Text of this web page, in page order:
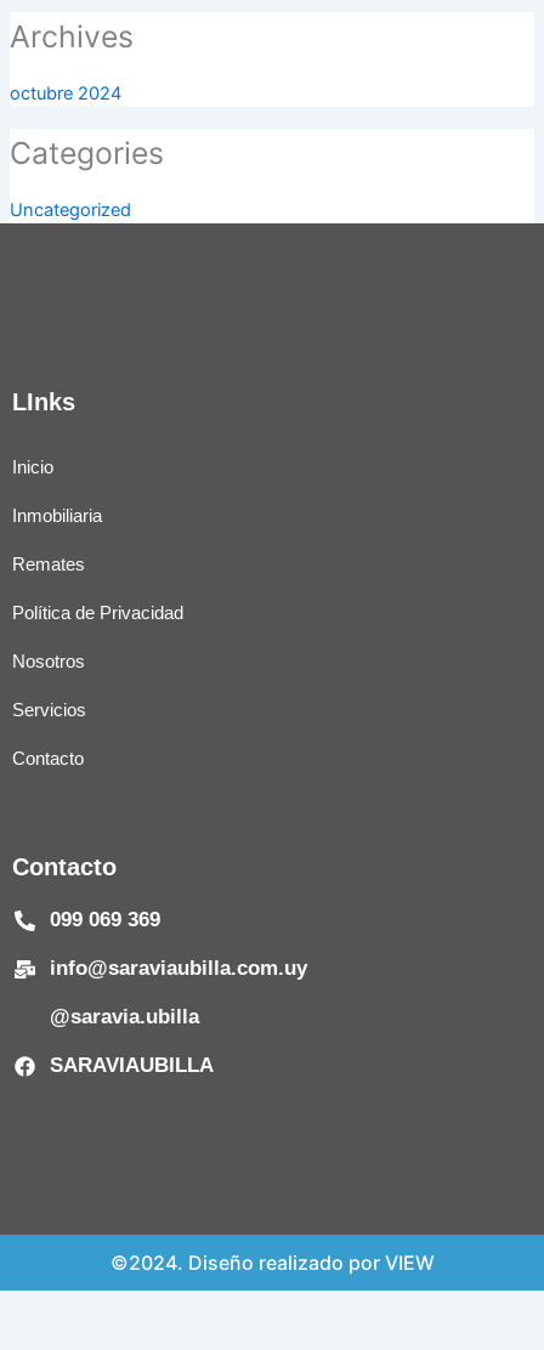
Archives
octubre 2024
Categories
Uncategorized
LInks
Inicio
Inmobiliaria
Remates
Política de Privacidad
Nosotros
Servicios
Contacto
Contacto
099 069 369
info@saraviaubilla.com.uy
@saravia.ubilla
SARAVIAUBILLA
©2024. Diseño realizado por VIEW